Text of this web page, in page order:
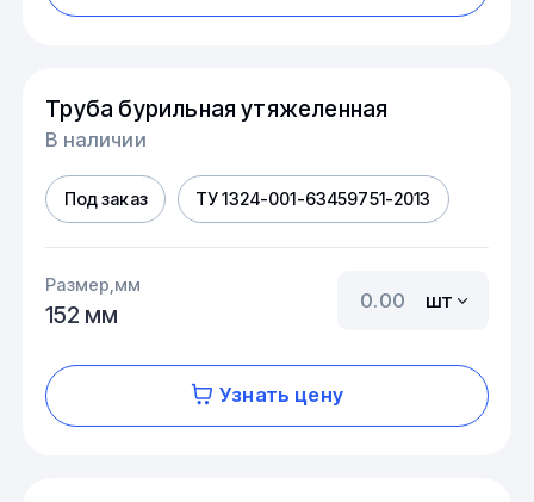
Труба бурильная утяжеленная
В наличии
Под заказ ТУ 1324-001-63459751-2013
Размер,мм
152 мм
шт
Узнать цену